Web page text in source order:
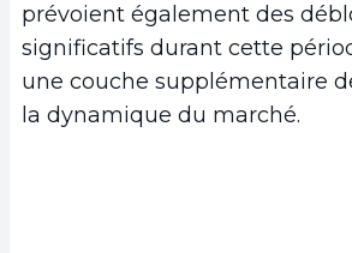
prévoient également des
significatifs durant cette
une couche supplémentaire
la dynamique du marché.